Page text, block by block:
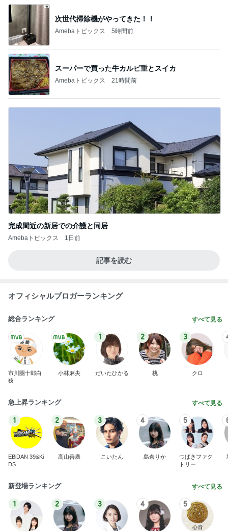
次世代掃除機がやってきた！！
Amebaトピックス 5時間前
スーパーで買った牛カルビ重とスイカ
Amebaトピックス 21時間前
完成間近の新居での介護と同居
Amebaトピックス 1日前
記事を読む
オフィシャルブロガーランキング
総合ランキング すべて見る
市川團十郎白
猿
小林麻央
1
だいたひかる
2
桃
3
クロ
急上昇ランキング すべて見る
1
EBiDAN 39&Ki
DS
2
高山善廣
3
こいたん
4
島倉りか
5
つばきファク
トリー
新登場ランキング すべて見る
1 2 3 4 5